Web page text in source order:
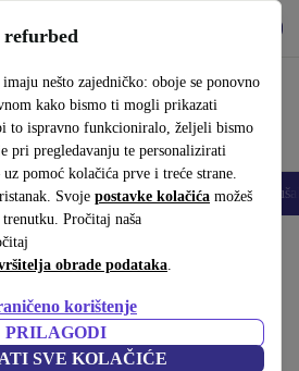
nešto zajedničko: oboje se ponovno
kako bismo ti mogli prikazati
to ispravno funkcioniralo, željeli bismo
pri pregledavanju te personalizirati
uz pomoć kolačića prve i treće strane.
Svoje postavke kolačića možeš
Pročitaj naša
obrade podataka.
korištenje
PRILAGODI
SVE KOLAČIĆE
Tableti Pametni satovi Dodaci
160cm